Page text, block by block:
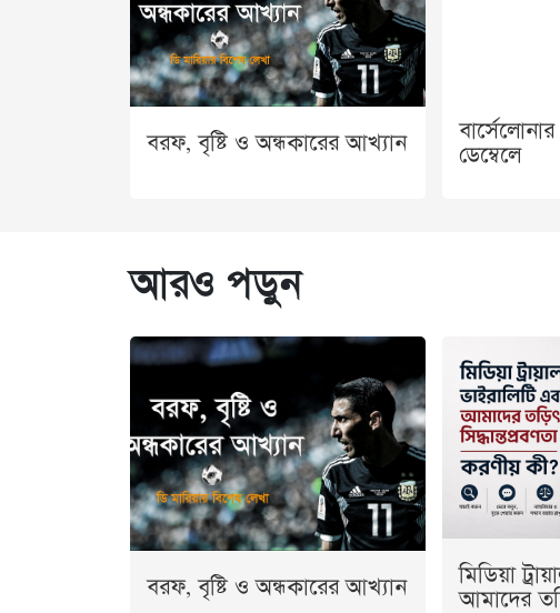
বরফ, বৃষ্টি ও অন্ধকারের আখ্যান
ডেম্বেলে
আরও পড়ুন
বরফ, বৃষ্টি ও অন্ধকারের আখ্যান
মিডিয়া
আমাদের